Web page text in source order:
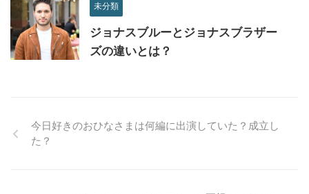
未分類
ジョナスブルーとジョナスブラザー
ズの違いとは？
今日好きのおひなさまは何編に出演していた？成立し
た？